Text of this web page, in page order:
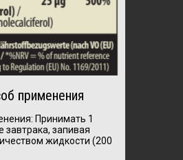
применения
Принимать 1
завтрака, запивая
жидкости (200